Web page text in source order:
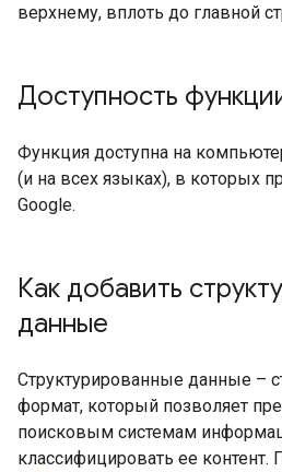
верхнему, вплоть до главной
Доступность
Функция доступна на
(и на всех языках), в которых
Google.
Как добавить
данные
Структурированные данные –
формат, который позволяет
поисковым системам
классифицировать ее контент.